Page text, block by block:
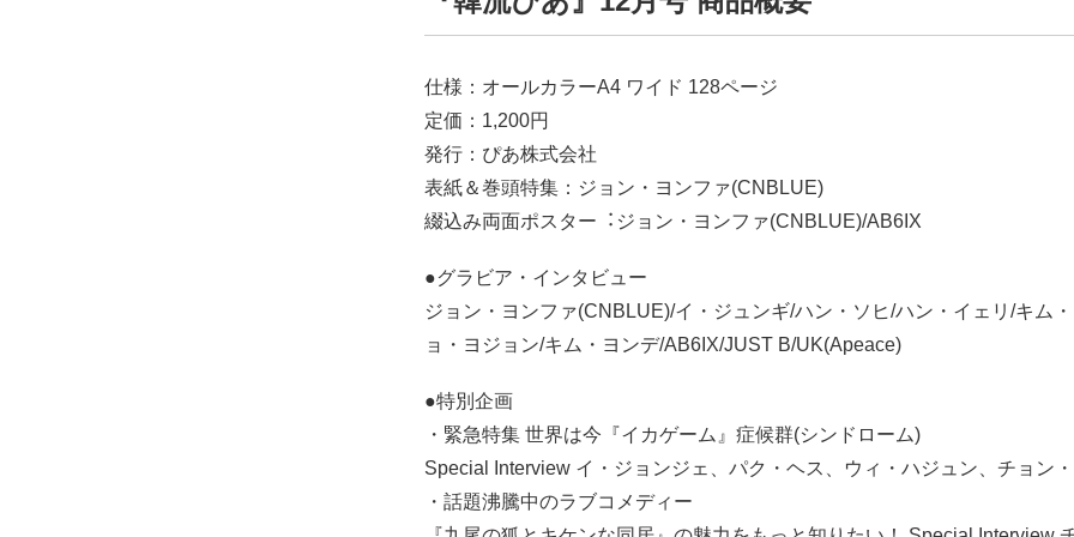
仕様：オールカラーA4 ワイド 128ページ
定価：1,200円
発行：ぴあ株式会社
表紙＆巻頭特集：ジョン・ヨンファ(CNBLUE)
綴込み両面ポスター︓ジョン・ヨンファ(CNBLUE)/AB6IX
●グラビア・インタビュー
ジョン・ヨンファ(CNBLUE)/イ・ジュンギ/ハン・ソヒ/ハン・イェリ/キム
ョ・ヨジョン/キム・ヨンデ/AB6IX/JUST B/UK(Apeace)
●特別企画
・緊急特集 世界は今『イカゲーム』症候群(シンドローム)
Special Interview イ・ジョンジェ、パク・ヘス、ウィ・ハジュン、チョン
・話題沸騰中のラブコメディー